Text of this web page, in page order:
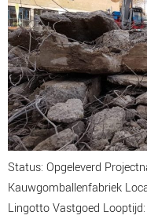
Status: Opgeleverd
Kauwgomballenfabriek
Lingotto Vastgoed